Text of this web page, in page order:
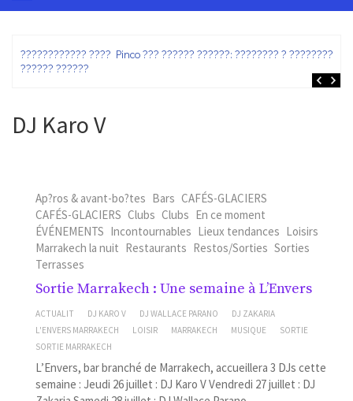
???????????? ???? Pinco ??? ?????? ??????: ???????? ? ???????? ?
?????? ??????
DJ Karo V
Ap?ros & avant-bo?tes Bars CAFÉS-GLACIERS
CAFÉS-GLACIERS Clubs Clubs En ce moment
ÉVÉNEMENTS Incontournables Lieux tendances Loisirs
Marrakech la nuit Restaurants Restos/Sorties Sorties
Terrasses
Sortie Marrakech : Une semaine à L’Envers
ACTUALIT DJ KARO V DJ WALLACE PARANO
DJ ZAKARIA
L'ENVERS MARRAKECH
LOISIR MARRAKECH MUSIQUE
SORTIE
SORTIE MARRAKECH
L’Envers, bar branché de Marrakech, accueillera 3 DJs cette
semaine : Jeudi 26 juillet : DJ Karo V Vendredi 27 juillet : DJ